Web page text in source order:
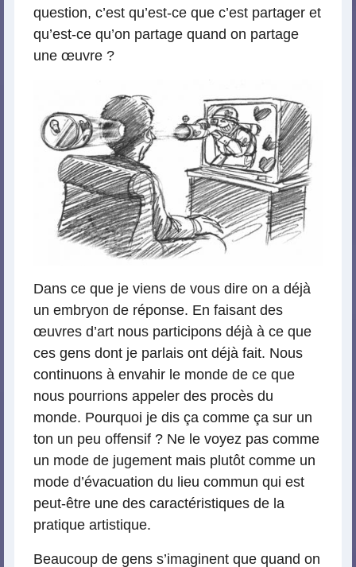
question, c’est qu’est-ce que c’est partager et
qu’est-ce qu’on partage quand on partage
une œuvre ?
Dans ce que je viens de vous dire on a déjà
un embryon de réponse. En faisant des
œuvres d’art nous participons déjà à ce que
ces gens dont je parlais ont déjà fait. Nous
continuons à envahir le monde de ce que
nous pourrions appeler des procès du
monde. Pourquoi je dis ça comme ça sur un
ton un peu offensif ? Ne le voyez pas comme
un mode de jugement mais plutôt comme un
mode d’évacuation du lieu commun qui est
peut-être une des caractéristiques de la
pratique artistique.
Beaucoup de gens s’imaginent que quand on